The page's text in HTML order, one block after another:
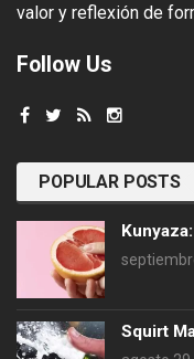
valor y reflexión de
Follow Us
POPULAR POSTS
Squirt